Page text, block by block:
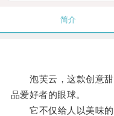
简介
泡芙云，这款创意甜
品爱好者的眼球。
它不仅给人以美味的